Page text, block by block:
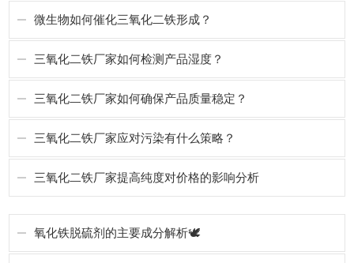
微生物如何催化三氧化二铁形成？
三氧化二铁厂家如何检测产品湿度？
三氧化二铁厂家如何确保产品质量稳定？
三氧化二铁厂家应对污染有什么策略？
三氧化二铁厂家提高纯度对价格的影响分析‌
氧化铁脱硫剂的主要成分解析🕊